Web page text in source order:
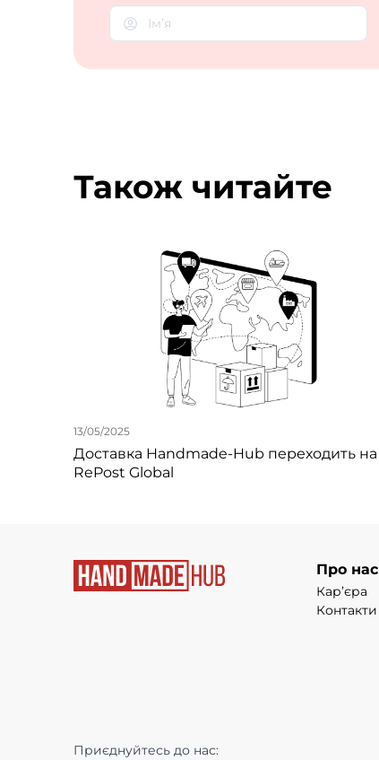
Також читайте
13/05/2025
Доставка Handmade-Hub переходить на
RePost Global
Про нас
Кар’єра
Контакти
Приєднуйтесь до нас: